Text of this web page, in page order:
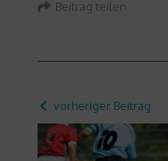
Beitrag teilen
vorheriger Beitrag